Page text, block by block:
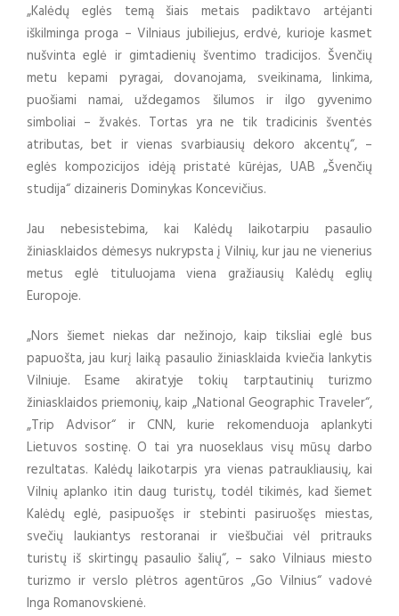
„Kalėdų eglės temą šiais metais padiktavo artėjanti
iškilminga proga – Vilniaus jubiliejus, erdvė, kurioje kasmet
nušvinta eglė ir gimtadienių šventimo tradicijos. Švenčių
metu kepami pyragai, dovanojama, sveikinama, linkima,
puošiami namai, uždegamos šilumos ir ilgo gyvenimo
simboliai – žvakės. Tortas yra ne tik tradicinis šventės
atributas, bet ir vienas svarbiausių dekoro akcentų“, –
eglės kompozicijos idėją pristatė kūrėjas, UAB „Švenčių
studija“ dizaineris Dominykas Koncevičius.
Jau nebesistebima, kai Kalėdų laikotarpiu pasaulio
žiniasklaidos dėmesys nukrypsta į Vilnių, kur jau ne vienerius
metus eglė tituluojama viena gražiausių Kalėdų eglių
Europoje.
„Nors šiemet niekas dar nežinojo, kaip tiksliai eglė bus
papuošta, jau kurį laiką pasaulio žiniasklaida kviečia lankytis
Vilniuje. Esame akiratyje tokių tarptautinių turizmo
žiniasklaidos priemonių, kaip „National Geographic Traveler“,
„Trip Advisor“ ir CNN, kurie rekomenduoja aplankyti
Lietuvos sostinę. O tai yra nuoseklaus visų mūsų darbo
rezultatas. Kalėdų laikotarpis yra vienas patraukliausių, kai
Vilnių aplanko itin daug turistų, todėl tikimės, kad šiemet
Kalėdų eglė, pasipuošęs ir stebinti pasiruošęs miestas,
svečių laukiantys restoranai ir viešbučiai vėl pritrauks
turistų iš skirtingų pasaulio šalių“, – sako Vilniaus miesto
turizmo ir verslo plėtros agentūros „Go Vilnius“ vadovė
Inga Romanovskienė.